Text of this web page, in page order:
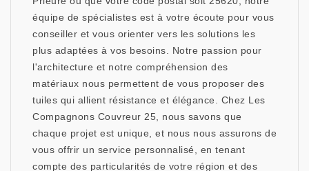
équipe de spécialistes est à votre écoute pour vous
conseiller et vous orienter vers les solutions les
plus adaptées à vos besoins. Notre passion pour
l'architecture et notre compréhension des
matériaux nous permettent de vous proposer des
tuiles qui allient résistance et élégance. Chez Les
Compagnons Couvreur 25, nous savons que
chaque projet est unique, et nous nous assurons de
vous offrir un service personnalisé, en tenant
compte des particularités de votre région et des